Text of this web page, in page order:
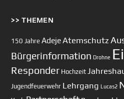
>> THEMEN
150 Jahre AdejeAtemschutz
Bürgerinformation Drohne
Responder Hochzeit
Jugendfeuerwehr Lehrgang Lucas2